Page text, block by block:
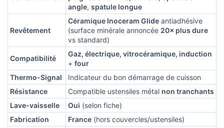
angle, spatule longue
Revêtement
Céramique Inoceram Glide antiadhésive
(surface minérale annoncée 20× plus dure
vs standard)
Compatibilité
Gaz, électrique, vitrocéramique, induction
+ four
Thermo-Signal
Indicateur du bon démarrage de cuisson
Résistance
Compatible ustensiles métal non tranchants
Lave-vaisselle
Oui (selon fiche)
Fabrication
France (hors couvercles/ustensiles)